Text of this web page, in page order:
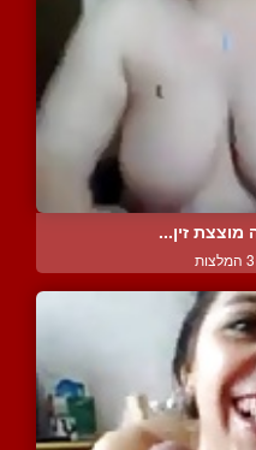
זין...
3 המלצות